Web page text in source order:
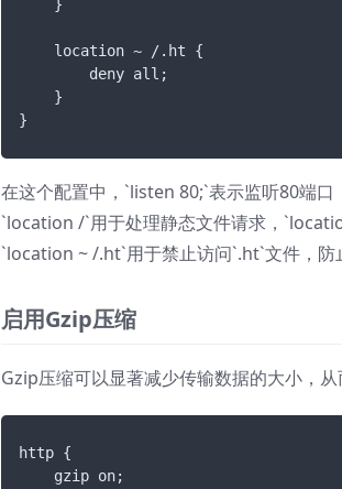
    }
    location ~ /.ht {
        deny all;
    }
}
在这个配置中，`listen 80;`表示监听80端
`location /`用于处理静态文件请求，
`location ~ /.ht`用于禁止访问`.ht`文件，防
启用Gzip压缩
Gzip压缩可以显著减少传输数据的大小，
http {
    gzip on;